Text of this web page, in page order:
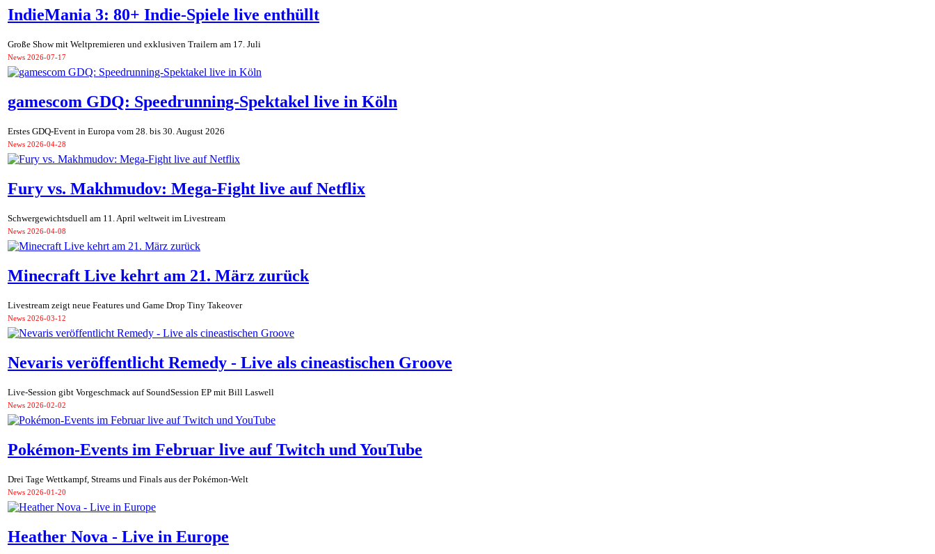
IndieMania 3: 80+ Indie-Spiele live enthüllt
Große Show mit Weltpremieren und exklusiven Trailern am 17. Juli
News 2026-07-17
gamescom GDQ: Speedrunning-Spektakel live in Köln
Erstes GDQ-Event in Europa vom 28. bis 30. August 2026
News 2026-04-28
Fury vs. Makhmudov: Mega-Fight live auf Netflix
Schwergewichtsduell am 11. April weltweit im Livestream
News 2026-04-08
Minecraft Live kehrt am 21. März zurück
Livestream zeigt neue Features und Game Drop Tiny Takeover
News 2026-03-12
Nevaris veröffentlicht Remedy - Live als cineastischen Groove
Live-Session gibt Vorgeschmack auf SoundSession EP mit Bill Laswell
News 2026-02-02
Pokémon-Events im Februar live auf Twitch und YouTube
Drei Tage Wettkampf, Streams und Finals aus der Pokémon-Welt
News 2026-01-20
Heather Nova - Live in Europe